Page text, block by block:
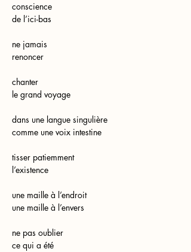
conscience
de l’ici-bas
ne jamais
renoncer
chanter
le grand voyage
dans une langue singulière
comme une voix intestine
tisser patiemment
l’existence
une maille à l’endroit
une maille à l’envers
ne pas oublier
ce qui a été